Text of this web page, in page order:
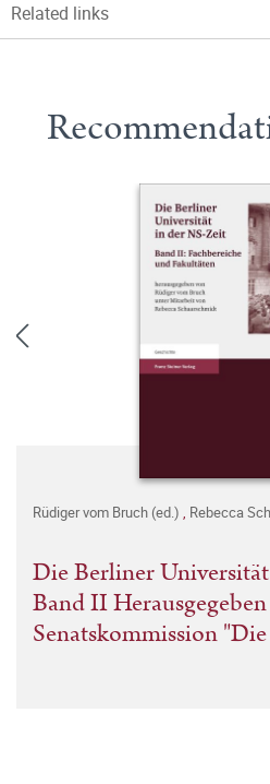
Related links
Rüdiger vom Bruch (ed.) , Rebecca
Die Berliner
Band II
Senatskommission